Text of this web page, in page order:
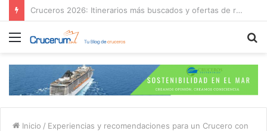
¿Es mejor contratar las excursiones en el crucero o directamente en el puerto?
Menú
Inicio / Experiencias y recomendaciones para un Crucero con